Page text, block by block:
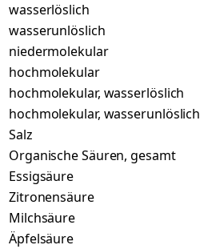
wasserlöslich
wasserunlöslich
niedermolekular
hochmolekular
hochmolekular, wasserlöslich
hochmolekular, wasserunlöslich
Salz
Organische Säuren, gesamt
Essigsäure
Zitronensäure
Milchsäure
Äpfelsäure